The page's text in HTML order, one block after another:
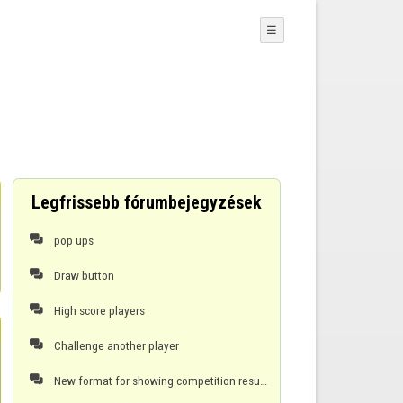
☰
Legfrissebb fórumbejegyzések
 pop ups
 Draw button
 High score players
 Challenge another player
